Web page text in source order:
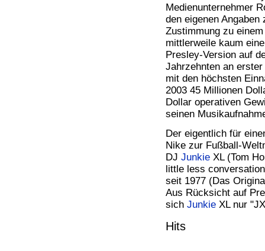
Medienunternehmer
den eigenen
Zustimmung zu
mittlerweile kaum
Presley-Version auf
Jahrzehnten an
mit den höchsten
2003 45 Millionen
Dollar operativen
seinen
Der eigentlich für
Nike zur Fußball-
DJ Junkie XL (Tom
little less
seit 1977 (Das
Aus Rücksicht auf
sich Junkie XL nur
Hits